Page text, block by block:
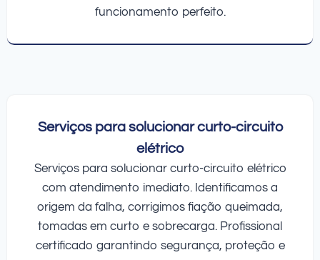
funcionamento perfeito.
Serviços para solucionar curto-circuito
elétrico
Serviços para solucionar curto-circuito elétrico
com atendimento imediato. Identificamos a
origem da falha, corrigimos fiação queimada,
tomadas em curto e sobrecarga. Profissional
certificado garantindo segurança, proteção e